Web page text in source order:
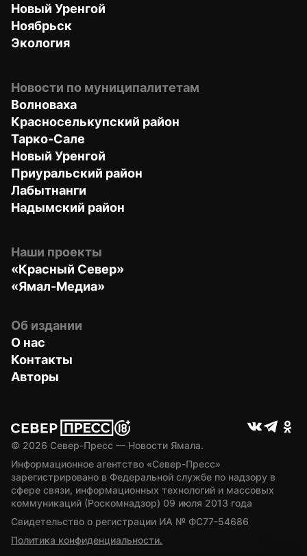
Новый Уренгой
Ноябрьск
Экология
Новости по муниципалитетам
Волноваха
Красноселькупский район
Тарко-Сале
Новый Уренгой
Приуральский район
Лабытнанги
Надымский район
Наши проекты
«Красный Север»
«Ямал-Медиа»
Об издании
О нас
Контакты
Авторы
© 2026 Север-Пресс — Новости Ямала.
Информационное агентство «Север-Пресс»
зарегистрировано в Федеральной службе по надзору в
сфере связи, информационных технологий и массовых
коммуникаций (Роскомнадзор) 09 июля 2013 года
Свидетельство о регистрации ИА № ФС77-54686
Политика конфиденциальности.